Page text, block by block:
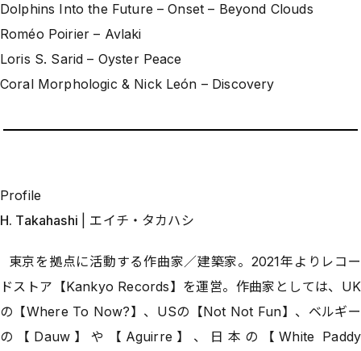
Dolphins Into the Future – Onset – Beyond Clouds
Roméo Poirier – Avlaki
Loris S. Sarid – Oyster Peace
Coral Morphologic & Nick León – Discovery
Profile
H. Takahashi
| エイチ・タカハシ
東京を拠点に活動する作曲家／建築家。2021年よりレコー
ドストア【Kankyo Records】を運営。作曲家としては、UK
の【Where To Now?】、USの【Not Not Fun】、ベルギー
の【Dauw】や【Aguirre】、日本の【White Paddy